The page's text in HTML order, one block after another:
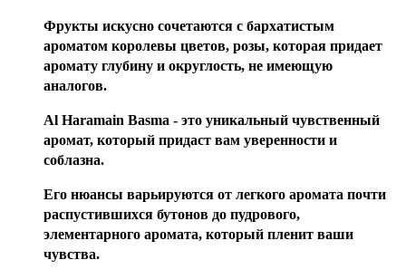
Фрукты искусно сочетаются с бархатистым
ароматом королевы цветов, розы, которая придает
аромату глубину и округлость, не имеющую
аналогов.
Al Haramain Basma - это уникальный чувственный
аромат, который придаст вам уверенности и
соблазна.
Его нюансы варьируются от легкого аромата почти
распустившихся бутонов до пудрового,
элементарного аромата, который пленит ваши
чувства.